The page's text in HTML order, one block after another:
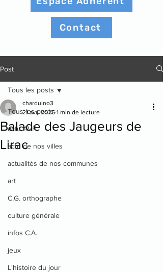
Contact
Post
Tous les posts
actu AVF
actu de nos villes
actualités de nos communes
art
C.G. orthographe
culture générale
infos C.A.
jeux
L'histoire du jour
Tous les posts
Balade des Jaugeurs de
Lirac
charduino3
21 avr. 2025 1 min de lecture